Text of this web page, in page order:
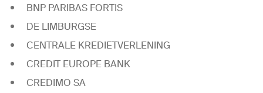
BNP PARIBAS FORTIS
DE LIMBURGSE
CENTRALE KREDIETVERLENING
CREDIT EUROPE BANK
CREDIMO SA